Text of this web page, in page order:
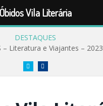
DESTAQUES
– Literatura e Viajantes – 2023
Twitter
Óbidos Vila Literária